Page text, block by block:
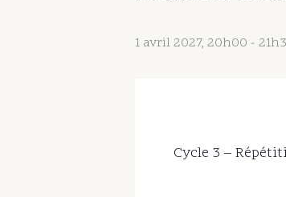
1 avril 2027, 20h00 -
Cycle 3 –